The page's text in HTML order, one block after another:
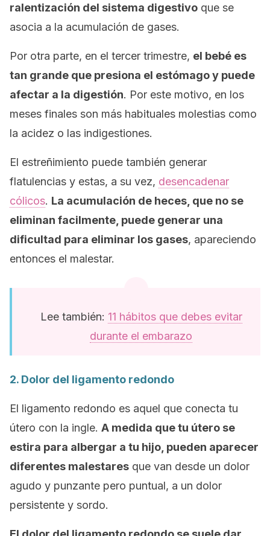
ralentización del sistema digestivo que se
asocia a la acumulación de gases.
Por otra parte, en el tercer trimestre, el bebé es
tan grande que presiona el estómago y puede
afectar a la digestión. Por este motivo, en los
meses finales son más habituales molestias como
la acidez o las indigestiones.
El estreñimiento puede también generar
flatulencias y estas, a su vez, desencadenar
cólicos. La acumulación de heces, que no se
eliminan facilmente, puede generar una
dificultad para eliminar los gases, apareciendo
entonces el malestar.
Lee también: 11 hábitos que debes evitar
durante el embarazo
2. Dolor del ligamento redondo
El ligamento redondo es aquel que conecta tu
útero con la ingle. A medida que tu útero se
estira para albergar a tu hijo, pueden aparecer
diferentes malestares que van desde un dolor
agudo y punzante pero puntual, a un dolor
persistente y sordo.